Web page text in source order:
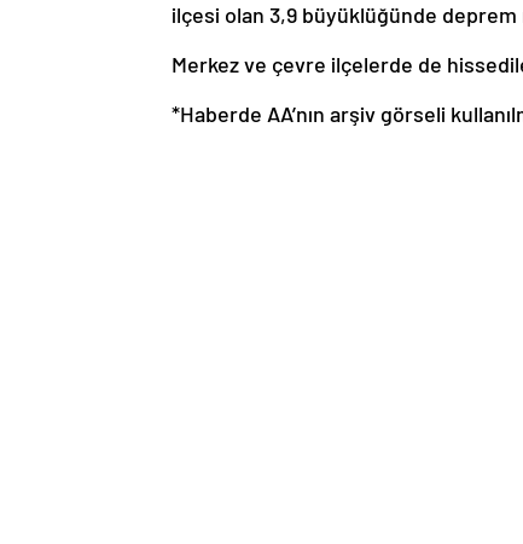
ilçesi olan 3,9 büyüklüğünde
Merkez ve çevre ilçelerde de
*Haberde AA’nın arşiv görseli